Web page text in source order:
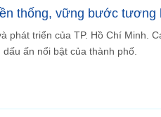
thống, vững bước tương
triển của TP. Hồ Chí Minh.
ấn nổi bật của thành phố.